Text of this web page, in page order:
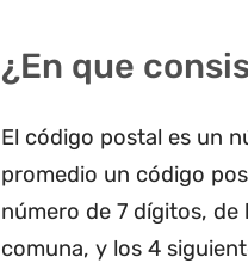
¿En que
El código postal es un
promedio un código
número de 7 dígitos,
comuna, y los 4